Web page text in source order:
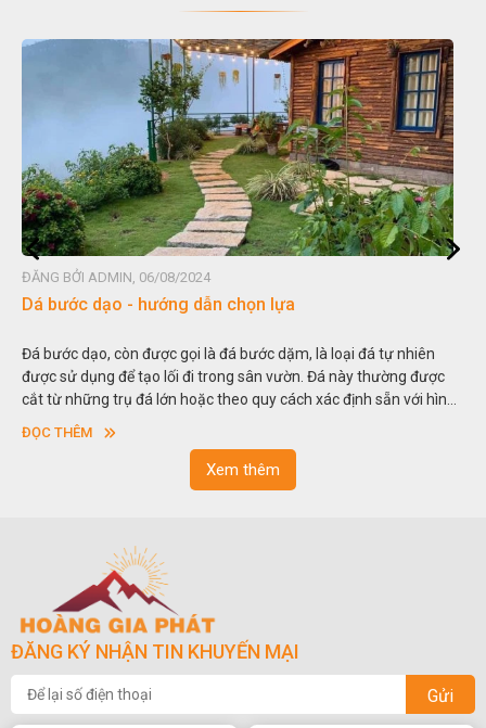
ĐĂNG BỞI ADMIN, 06/08/2024
Dá bước dạo - hướng dẫn chọn lựa
Đá bước dạo, còn được gọi là đá bước dặm, là loại đá tự nhiên
được sử dụng để tạo lối đi trong sân vườn. Đá này thường được
cắt từ những trụ đá lớn hoặc theo quy cách xác định sẵn với hình
vuông hoặc hình chữ nhật và có độ dày khác nhau.
ĐỌC THÊM
Xem thêm
ĐĂNG KÝ NHẬN TIN KHUYẾN MẠI
Gửi